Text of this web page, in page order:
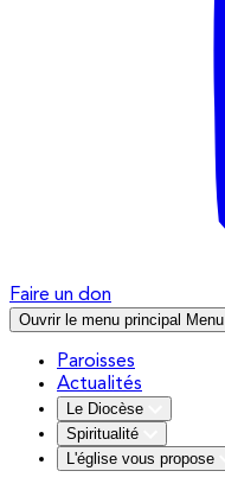
Faire un don
Ouvrir le menu principal Menu
Paroisses
Actualités
Le Diocèse
Spiritualité
L'église vous propose